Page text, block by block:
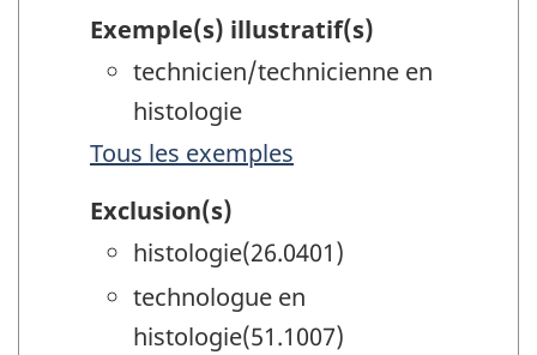
Exemple(s) illustratif(s)
technicien/technicienne en
histologie
Tous les exemples
Exclusion(s)
histologie(26.0401)
technologue en
histologie(51.1007)